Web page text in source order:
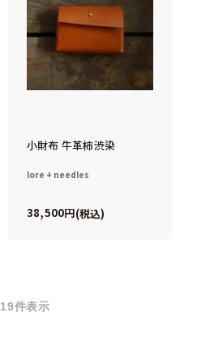
小財布 牛革柿渋染
lore + needles
38,500 税込
19件表示